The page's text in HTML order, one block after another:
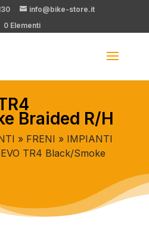
info@bike-store.it
0 Elementi
Braided R/H
» FRENI » IMPIANTI
TR4 Black/Smoke